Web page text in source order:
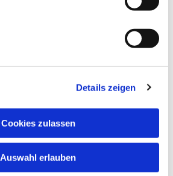
Details zeigen
Cookies zulassen
Auswahl erlauben
Anne Schönfeld
36088 Hünfeld